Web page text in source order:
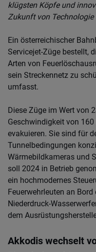
klügsten Köpfe und
Zukunft von Technologie
Ein österreichischer
Servicejet-Züge bestellt,
Arten von
sein Streckennetz zu
umfasst.
Diese Züge im Wert von
Geschwindigkeit von
evakuieren. Sie sind für
Tunnelbedingungen
Wärmebildkameras und
soll 2024 in Betrieb
ein hochmodernes
Feuerwehrleuten an
Niederdruck-
dem
Akkodis wechselt